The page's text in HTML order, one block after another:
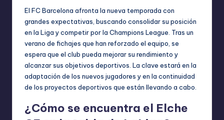
El FC Barcelona afronta la nueva temporada con
grandes expectativas, buscando consolidar su posición
en la Liga y competir por la Champions League. Tras un
verano de fichajes que han reforzado el equipo, se
espera que el club pueda mejorar su rendimiento y
alcanzar sus objetivos deportivos. La clave estará en la
adaptación de los nuevos jugadores y en la continuidad
de los proyectos deportivos que están llevando a cabo.
¿Cómo se encuentra el Elche